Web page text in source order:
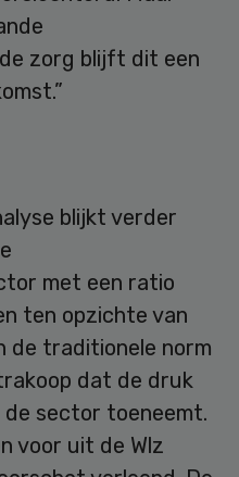
zorg blijft dit een
blijkt verder
met een ratio
ten opzichte van
de traditionele norm
dat de druk
sector toeneemt.
voor uit de Wlz